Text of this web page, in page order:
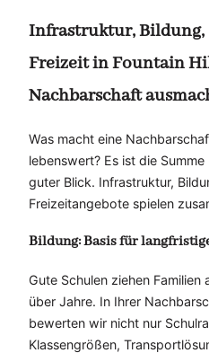
Infrastruktur,
Freizeit in Fountain
Nachbarschaft
Was macht eine
lebenswert? Es ist die
guter Blick. Infrastruktur,
Freizeitangebote spielen
Bildung: Basis für
Gute Schulen ziehen
über Jahre. In Ihrer
bewerten wir nicht nur
Klassengrößen,